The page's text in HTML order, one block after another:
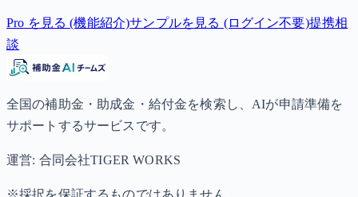
Pro を見る (機能紹介)サンプルを見る (ログイン不要)提携相
談
全国の補助金・助成金・給付金を検索し、AIが申請準備を
サポートするサービスです。
運営: 合同会社TIGER WORKS
※採択を保証するものではありません。